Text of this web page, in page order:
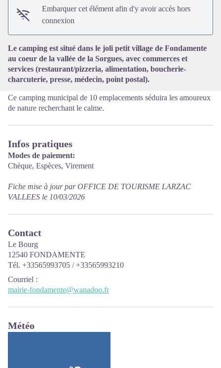
Voir l'image en plein écran
Embarquer cet élément afin d'y avoir accès hors
connexion
Le camping est situé dans le joli petit village de Fondamente
au coeur de la vallée de la Sorgues, avec commerces et
services (restaurant/pizzeria, alimentation, boucherie-
charcuterie, presse, médecin, point postal).
Ce camping municipal de 10 emplacements séduira les amoureux
de nature recherchant le calme.
Infos pratiques
Modes de paiement:
Chèque, Espèces, Virement
Fiche mise à jour par OFFICE DE TOURISME LARZAC
VALLEES le 10/03/2026
Contact
Le Bourg
12540 FONDAMENTE
Tél. +33565993705 / +33565993210
Courriel :
mairie-fondamente@wanadoo.fr
Météo